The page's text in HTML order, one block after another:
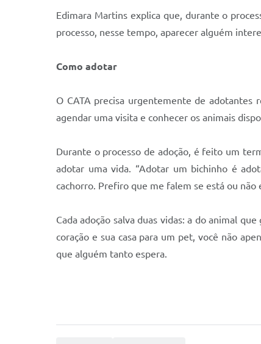
Edimara Martins explica que, durante o
processo, nesse tempo, aparecer alguém
Como adotar
O CATA precisa urgentemente de adotantes
agendar uma visita e conhecer os animais
Durante o processo de adoção, é feito um
adotar uma vida. “Adotar um bichinho é
cachorro. Prefiro que me falem se está ou não
Cada adoção salva duas vidas: a do animal
coração e sua casa para um pet, você não
que alguém tanto espera.